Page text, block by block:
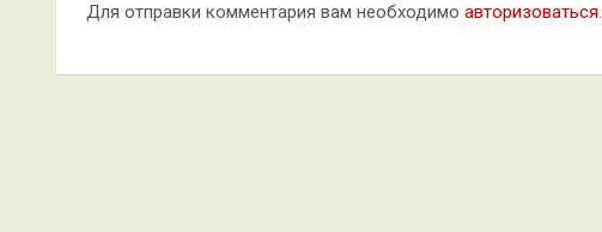
Для отправки комментария вам необходимо авторизоваться.